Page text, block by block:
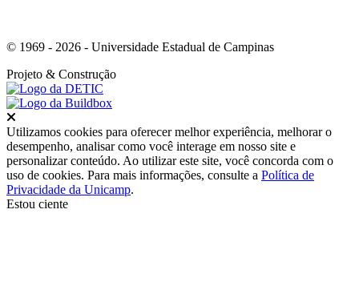
© 1969 - 2026 - Universidade Estadual de Campinas
Projeto & Construção
Utilizamos cookies para oferecer melhor experiência, melhorar o
desempenho, analisar como você interage em nosso site e
personalizar conteúdo. Ao utilizar este site, você concorda com o
uso de cookies. Para mais informações, consulte a Política de
Privacidade da Unicamp.
Estou ciente